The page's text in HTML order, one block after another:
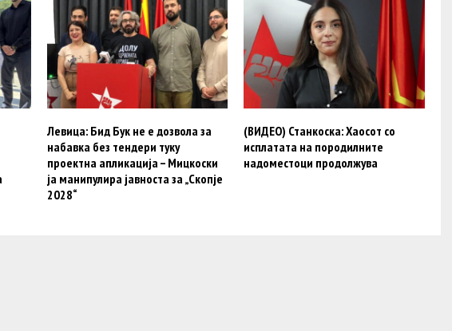
Левица: Бид Бук не е дозвола за
набавка без тендери туку
проектна апликација – Мицкоски
ја манипулира јавноста за „Скопје
2028“
(ВИДЕО) Станкоска: Хаосот со
исплатата на породилните
надоместоци продолжува